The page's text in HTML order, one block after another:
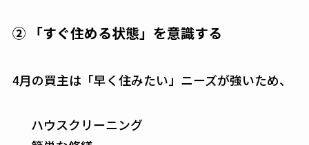
② 「すぐ住める状態」を意識する
4月の買主は「早く住みたい」ニーズが強いため、
ハウスクリーニング